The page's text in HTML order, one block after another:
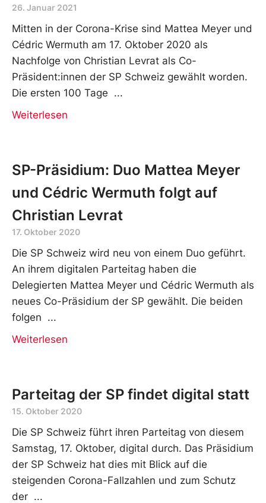
26. Januar 2021
Mitten in der Corona-Krise sind Mattea Meyer und
Cédric Wermuth am 17. Oktober 2020 als
Nachfolge von Christian Levrat als Co-
Präsident:innen der SP Schweiz gewählt worden.
Die ersten 100 Tage
Weiterlesen
SP-Präsidium: Duo Mattea Meyer
und Cédric Wermuth folgt auf
Christian Levrat
17. Oktober 2020
Die SP Schweiz wird neu von einem Duo geführt.
An ihrem digitalen Parteitag haben die
Delegierten Mattea Meyer und Cédric Wermuth als
neues Co-Präsidium der SP gewählt. Die beiden
folgen
Weiterlesen
Parteitag der SP findet digital statt
15. Oktober 2020
Die SP Schweiz führt ihren Parteitag von diesem
Samstag, 17. Oktober, digital durch. Das Präsidium
der SP Schweiz hat dies mit Blick auf die
steigenden Corona-Fallzahlen und zum Schutz
der